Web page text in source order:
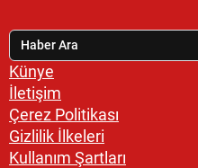
Künye
İletişim
Çerez Politikası
Gizlilik İlkeleri
Kullanım Şartları